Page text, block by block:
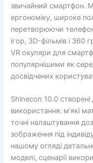
звичайний смартфон.
ергономіку, широке
перетворюючи
ігор, 3D-фільмів і 360
VR окуляри для
популярнішими як
досвідчених
Shinecon 10.0
використання: м’які
точні налаштування
зображення під
нашому огляді
моделі, сценарії